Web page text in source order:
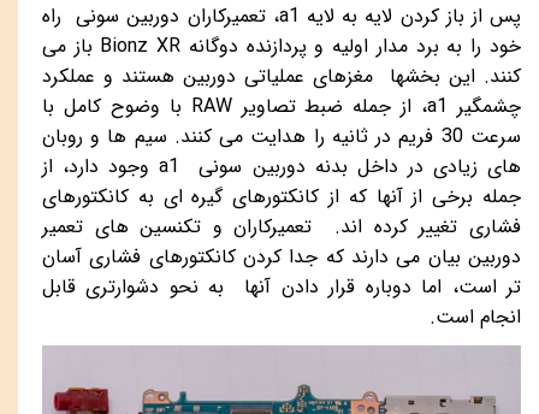
پس از باز کردن لایه به لایه a1، تعمیرکاران دوربین سونی راه
خود را به برد مدار اولیه و پردازنده دوگانه Bionz XR باز می
کنند. این بخشها مغزهای عملیاتی دوربین هستند و عملکرد
چشمگیر a1، از جمله ضبط تصاویرRAW با وضوح کامل با
سرعت 30 فریم در ثانیه را هدایت می کنند. سیم ها و روبان
های زیادی در داخل بدنه دوربین سونی a1وجود دارد، از
جمله برخی از آنها که از کانکتورهای گیره ای به کانکتورهای
فشاری تغییر کرده اند. تعمیرکاران و تکنسین های تعمیر
دوربین بیان می دارند که جدا کردن کانکتورهای فشاری آسان
تر است، اما دوباره قرار دادن آنها به نحو دشوارتری قابل
انجام است.